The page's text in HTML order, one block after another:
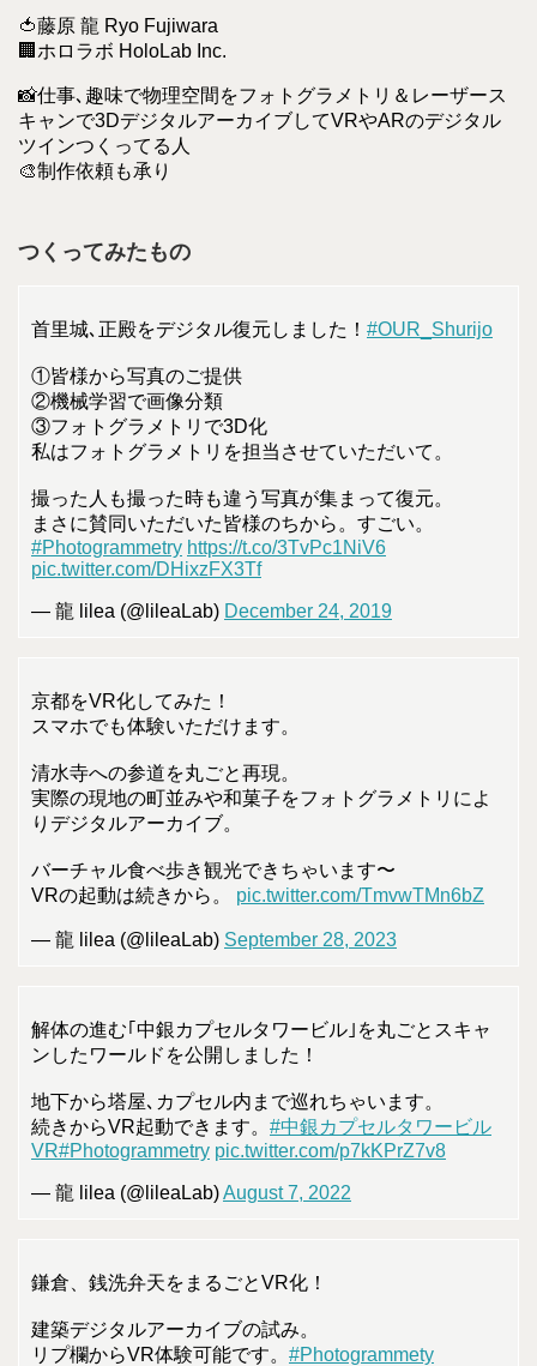
🍅藤原 龍 Ryo Fujiwara
🏢ホロラボ HoloLab Inc.
📸仕事､趣味で物理空間をフォトグラメトリ＆レーザース
キャンで3DデジタルアーカイブしてVRやARのデジタル
ツインつくってる人
🎨制作依頼も承り
つくってみたもの
首里城､正殿をデジタル復元しました！ #OUR_Shurijo
①皆様から写真のご提供
②機械学習で画像分類
③フォトグラメトリで3D化
私はフォトグラメトリを担当させていただいて。
撮った人も撮った時も違う写真が集まって復元。
まさに賛同いただいた皆様のちから。すごい。
#Photogrammetry https://t.co/3TvPc1NiV6
pic.twitter.com/DHixzFX3Tf
— 龍 lilea (@lileaLab) December 24, 2019
京都をVR化してみた！
スマホでも体験いただけます。
清水寺への参道を丸ごと再現。
実際の現地の町並みや和菓子をフォトグラメトリによ
りデジタルアーカイブ。
バーチャル食べ歩き観光できちゃいます〜
VRの起動は続きから。 pic.twitter.com/TmvwTMn6bZ
— 龍 lilea (@lileaLab) September 28, 2023
解体の進む｢中銀カプセルタワービル｣を丸ごとスキャ
ンしたワールドを公開しました！
地下から塔屋､カプセル内まで巡れちゃいます。
続きからVR起動できます。 #中銀カプセルタワービル
VR#Photogrammetry pic.twitter.com/p7kKPrZ7v8
— 龍 lilea (@lileaLab)August 7, 2022
鎌倉、銭洗弁天をまるごとVR化！
建築デジタルアーカイブの試み。
リプ欄からVR体験可能です。 #Photogrammety